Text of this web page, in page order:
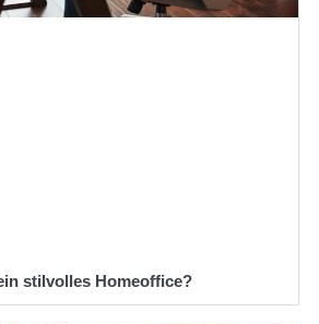
stilvolles Homeoffice?